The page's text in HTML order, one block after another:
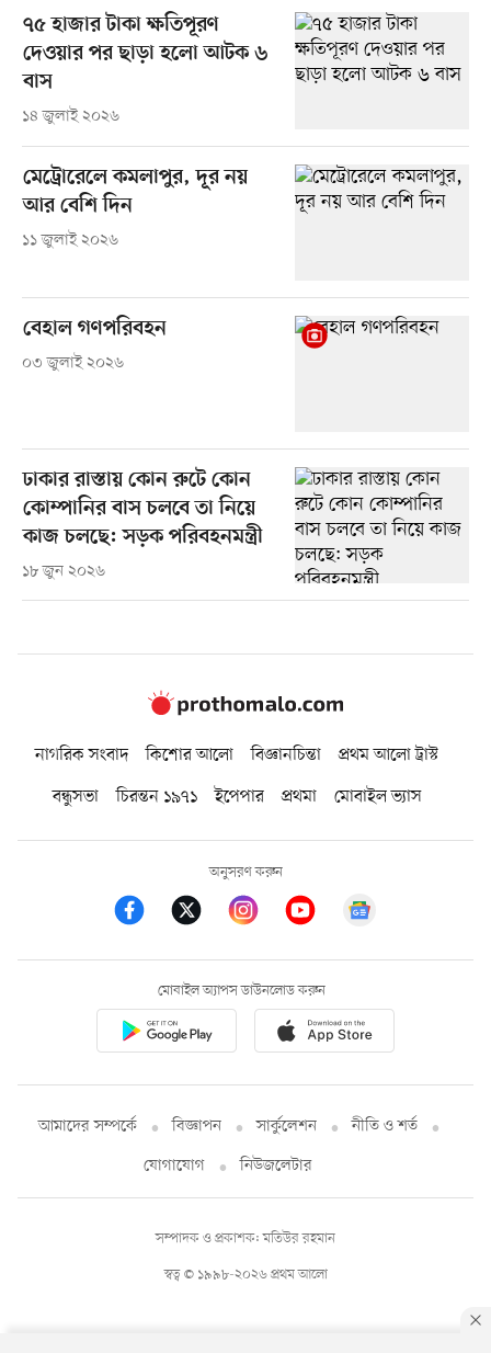
৭৫ হাজার টাকা ক্ষতিপূরণ
দেওয়ার পর ছাড়া হলো আটক ৬
বাস
১৪ জুলাই ২০২৬
মেট্রোরেলে কমলাপুর, দূর নয়
আর বেশি দিন
১১ জুলাই ২০২৬
বেহাল গণপরিবহন
০৩ জুলাই ২০২৬
ঢাকার রাস্তায় কোন রুটে কোন
কোম্পানির বাস চলবে তা নিয়ে
কাজ চলছে: সড়ক পরিবহনমন্ত্রী
১৮ জুন ২০২৬
নাগরিক সংবাদ কিশোর আলো বিজ্ঞানচিন্তা
প্রথম আলো ট্রাস্ট
বন্ধুসভা
চিরন্তন ১৯৭১ ইপেপার প্রথমা মোবাইল ভ্যাস
অনুসরণ করুন
মোবাইল অ্যাপস ডাউনলোড করুন
আমাদের সম্পর্কে বিজ্ঞাপন সার্কুলেশন
নীতি ও শর্ত
যোগাযোগ
নিউজলেটার
স্বত্ব © ১৯৯৮-২০২৬ প্রথম আলো
সম্পাদক ও প্রকাশক: মতিউর রহমান